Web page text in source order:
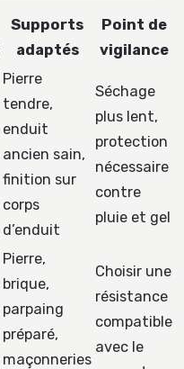
Supports
adaptés
Point de
vigilance
Pierre
tendre,
enduit
ancien sain,
finition sur
corps
d’enduit
Séchage
plus lent,
protection
nécessaire
contre
pluie et gel
Pierre,
brique,
parpaing
préparé,
maçonneries
Choisir une
résistance
compatible
avec le